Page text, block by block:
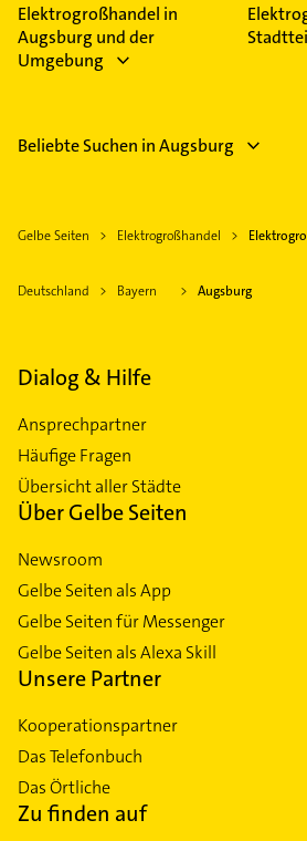
Elektrogroßhandel in
Augsburg und der
Umgebung
Beliebte Suchen in Augsburg
Gelbe Seiten Elektrogroßhandel
Deutschland Bayern Augsburg
Dialog & Hilfe
Ansprechpartner
Häufige Fragen
Übersicht aller Städte
Über Gelbe Seiten
Newsroom
Gelbe Seiten als App
Gelbe Seiten für Messenger
Gelbe Seiten als Alexa Skill
Unsere Partner
Kooperationspartner
Das Telefonbuch
Das Örtliche
Zu finden auf